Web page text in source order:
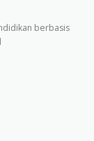
berbasis